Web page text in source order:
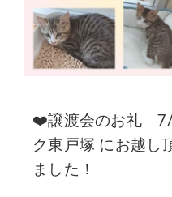
❤️譲渡会のお礼 7/
ク東戸塚 にお越し
ました！